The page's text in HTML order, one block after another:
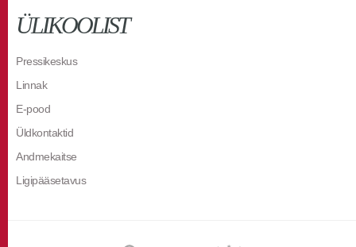
ÜLIKOOLIST
Pressikeskus
Linnak
E-pood
Üldkontaktid
Andmekaitse
Ligipääsetavus